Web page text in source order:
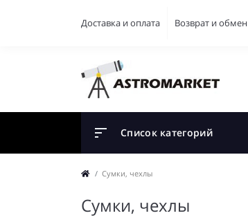
Доставка и оплата Возврат и обмен
Список категорий
Сумки, чехлы
Сумки, чехлы